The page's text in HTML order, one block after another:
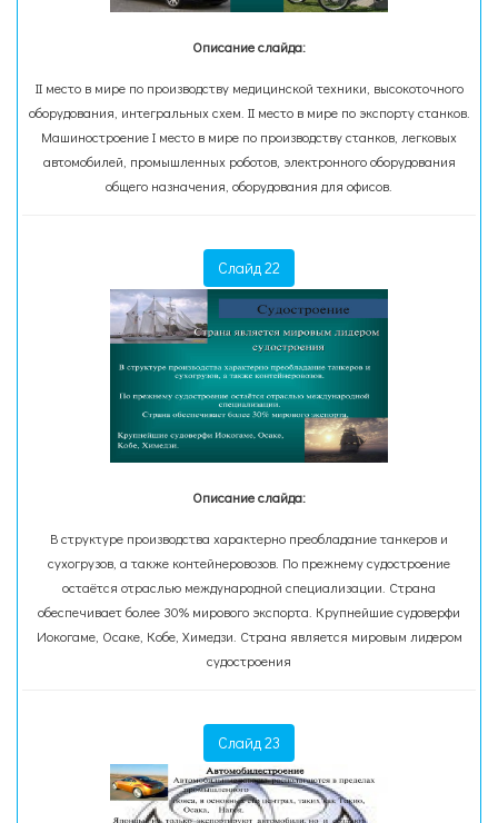
Описание слайда:
II место в мире по производству медицинской техники, высокоточного
оборудования, интегральных схем. II место в мире по экспорту станков.
Машиностроение I место в мире по производству станков, легковых
автомобилей, промышленных роботов, электронного оборудования
общего назначения, оборудования для офисов.
Слайд 22
Описание слайда:
В структуре производства характерно преобладание танкеров и
сухогрузов, а также контейнеровозов. По прежнему судостроение
остаётся отраслью международной специализации. Страна
обеспечивает более 30% мирового экспорта. Крупнейшие судоверфи
Иокогаме, Осаке, Кобе, Химедзи. Страна является мировым лидером
судостроения
Слайд 23